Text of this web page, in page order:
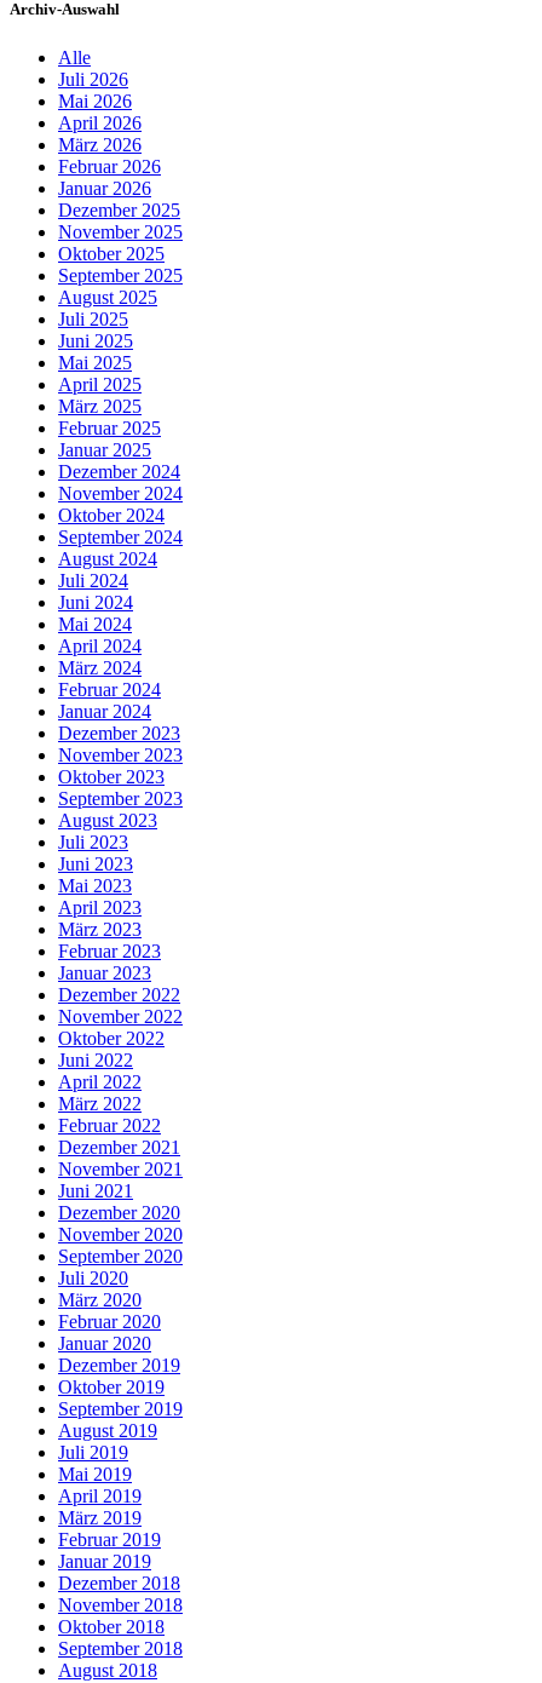
Archiv-Auswahl
Alle
Juli 2026
Mai 2026
April 2026
März 2026
Februar 2026
Januar 2026
Dezember 2025
November 2025
Oktober 2025
September 2025
August 2025
Juli 2025
Juni 2025
Mai 2025
April 2025
März 2025
Februar 2025
Januar 2025
Dezember 2024
November 2024
Oktober 2024
September 2024
August 2024
Juli 2024
Juni 2024
Mai 2024
April 2024
März 2024
Februar 2024
Januar 2024
Dezember 2023
November 2023
Oktober 2023
September 2023
August 2023
Juli 2023
Juni 2023
Mai 2023
April 2023
März 2023
Februar 2023
Januar 2023
Dezember 2022
November 2022
Oktober 2022
Juni 2022
April 2022
März 2022
Februar 2022
Dezember 2021
November 2021
Juni 2021
Dezember 2020
November 2020
September 2020
Juli 2020
März 2020
Februar 2020
Januar 2020
Dezember 2019
Oktober 2019
September 2019
August 2019
Juli 2019
Mai 2019
April 2019
März 2019
Februar 2019
Januar 2019
Dezember 2018
November 2018
Oktober 2018
September 2018
August 2018